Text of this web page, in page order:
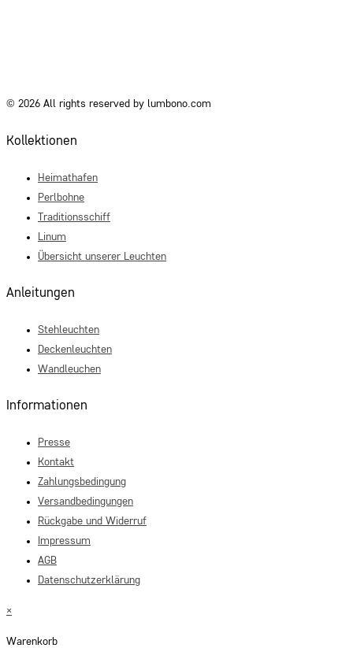
© 2026 All rights reserved by lumbono.com
Kollektionen
Heimathafen
Perlbohne
Traditionsschiff
Linum
Übersicht unserer Leuchten
Anleitungen
Stehleuchten
Deckenleuchten
Wandleuchen
Informationen
Presse
Kontakt
Zahlungsbedingung
Versandbedingungen
Rückgabe und Widerruf
Impressum
AGB
Datenschutzerklärung
×
Warenkorb